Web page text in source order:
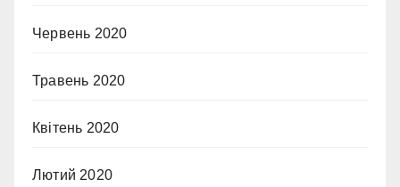
Червень 2020
Травень 2020
Квітень 2020
Лютий 2020